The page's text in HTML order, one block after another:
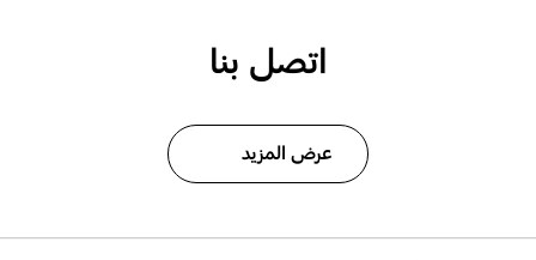
اتصل بنا
عرض المزيد